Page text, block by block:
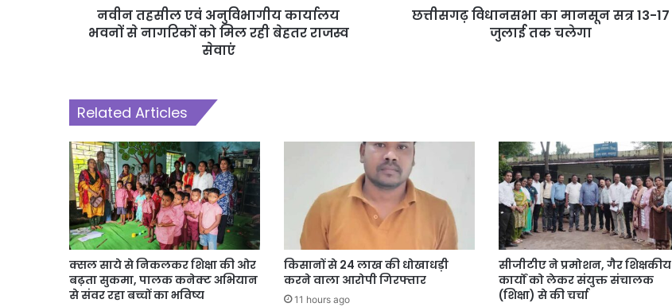
नवीन तहसील एवं अनुविभागीय कार्यालय
भवनों से नागरिकों को मिल रही बेहतर राजस्व
सेवाएं
छत्तीसगढ़ विधानसभा का मानसून सत्र 13-17
जुलाई तक चलेगा
Related Articles
क्सल साये से निकलकर शिक्षा की ओर
बढ़ता सुकमा, पालक कनेक्ट अभियान
से संवर रहा बच्चों का भविष्य
किसानों से 24 लाख की धोखाधड़ी
करने वाला आरोपी गिरफ्तार
11 hours ago
सीजीटीए ने प्रमोशन, गैर शिक्षकीय
कार्यों को लेकर संयुक्त संचालक
(शिक्षा) से की चर्चा